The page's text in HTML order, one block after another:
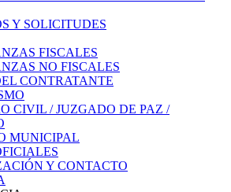
Y SOLICITUDES
FISCALES
NO FISCALES
CONTRATANTE
CIVIL / JUZGADO DE PAZ /
MUNICIPAL
Y CONTACTO